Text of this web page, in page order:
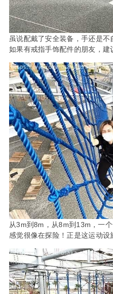
虽说配戴了安全装备，手还是不
如果有戒指手饰配件的朋友，建
从3m到8m，从8m到13m，一
感觉很像在探险！正是这运动设